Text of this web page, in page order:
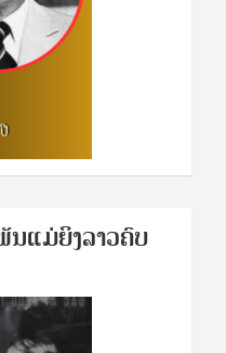
ນ​ແມ່​ຍິງ​​ລາວຄົບ​